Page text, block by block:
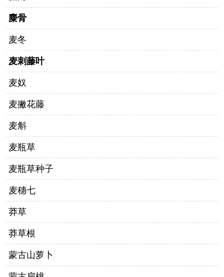
麋骨
麦冬
麦刺藤叶
麦奴
麦撇花藤
麦斛
麦瓶草
麦瓶草种子
麦穗七
莽草
莽草根
蒙古山萝卜